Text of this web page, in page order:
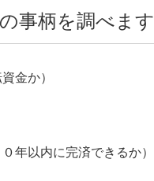
事柄を調べます
金か）
年以内に完済できるか）